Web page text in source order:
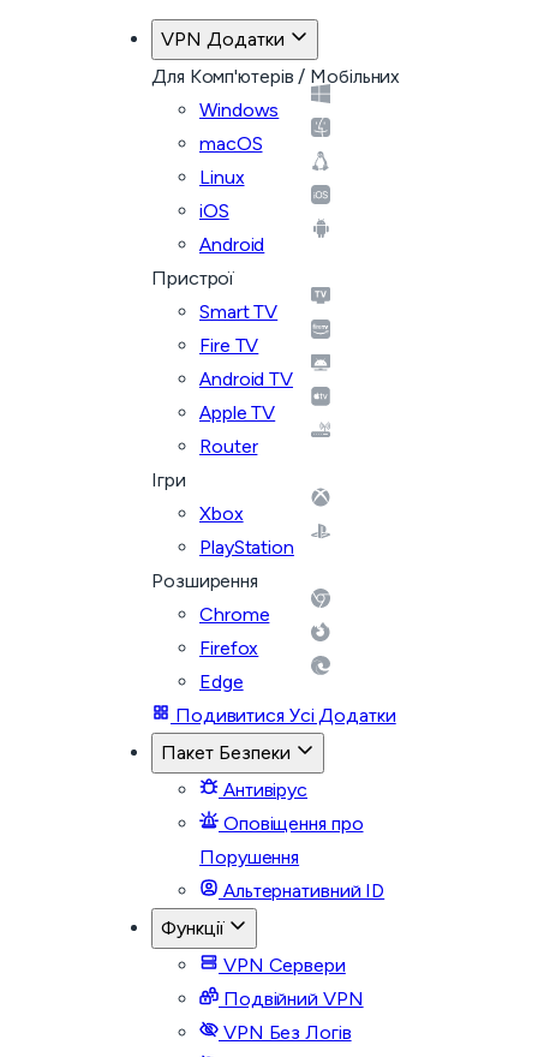
VPN Додатки
Для Комп'ютерів / Мобільних
Windows
macOS
Linux
iOS
Android
Пристрої
Smart TV
Fire TV
Android TV
Apple TV
Router
Ігри
Xbox
PlayStation
Розширення
Chrome
Firefox
Edge
Подивитися Усі Додатки
Пакет Безпеки
Антивірус
Оповіщення про
Порушення
Альтернативний ID
Функції
VPN Сервери
Подвійний VPN
VPN Без Логів